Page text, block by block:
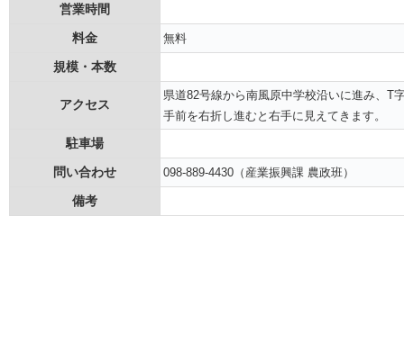
営業時間
料金
無料
規模・本数
アクセス
県道82号線から南風原中学校沿いに進み、T
手前を右折し進むと右手に見えてきます。
駐車場
問い合わせ
098-889-4430（産業振興課 農政班）
備考